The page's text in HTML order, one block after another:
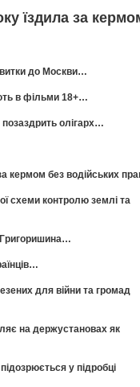
їздила за
до Москви…
в фільми 18+…
олігарх…
кермом без водійських
схеми контролю землі та
Григоришина…
для війни та громад
на держустановах як
у підробці